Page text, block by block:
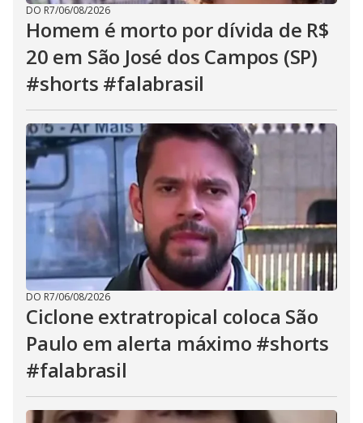
DO R7/06/08/2026
Homem é morto por dívida de R$
20 em São José dos Campos (SP)
#shorts #falabrasil
DO R7/06/08/2026
Ciclone extratropical coloca São
Paulo em alerta máximo #shorts
#falabrasil